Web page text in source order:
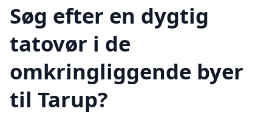
Søg efter en dygtig
tatovør i de
omkringliggende byer
til Tarup?